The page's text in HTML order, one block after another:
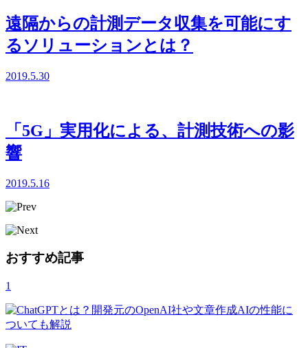
遠隔からの計測データ収集を可能にす
るソリューションとは？
2019.5.30
「5G」実用化による、計測技術への影
響
2019.5.16
おすすめ記事
1